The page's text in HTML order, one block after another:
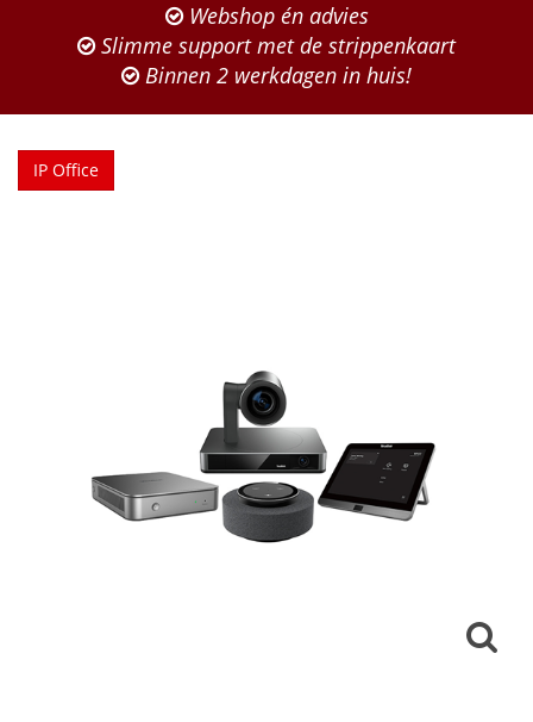
Webshop én advies
Slimme support met de strippenkaart
Binnen 2 werkdagen in huis!
IP Office